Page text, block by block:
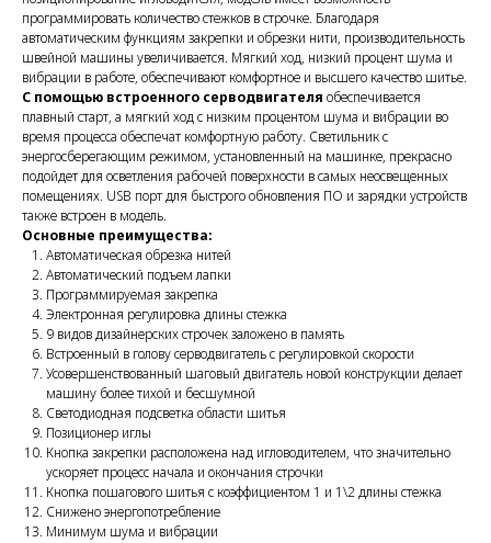
программировать количество стежков в строчке. Благодаря
автоматическим функциям закрепки и обрезки нити, производительность
швейной машины увеличивается. Мягкий ход, низкий процент шума и
вибрации в работе, обеспечивают комфортное и высшего качество шитье.
С помощью встроенного серводвигателя обеспечивается
плавный старт, а мягкий ход с низким процентом шума и вибрации во
время процесса обеспечат комфортную работу. Светильник с
энергосберегающим режимом, установленный на машинке, прекрасно
подойдет для осветления рабочей поверхности в самых неосвещенных
помещениях. USB порт для быстрого обновления ПО и зарядки устройств
также встроен в модель.
Основные преимущества:
Автоматическая обрезка нитей
Автоматический подъем лапки
Программируемая закрепка
Электронная регулировка длины стежка
9 видов дизайнерских строчек заложено в память
Встроенный в голову серводвигатель с регулировкой скорости
Усовершенствованный шаговый двигатель новой конструкции делает
машину более тихой и бесшумной
Светодиодная подсветка области шитья
Позиционер иглы
Кнопка закрепки расположена над игловодителем, что значительно
ускоряет процесс начала и окончания строчки
Кнопка пошагового шитья с коэффициентом 1 и 1\2 длины стежка
Снижено энергопотребление
Минимум шума и вибрации